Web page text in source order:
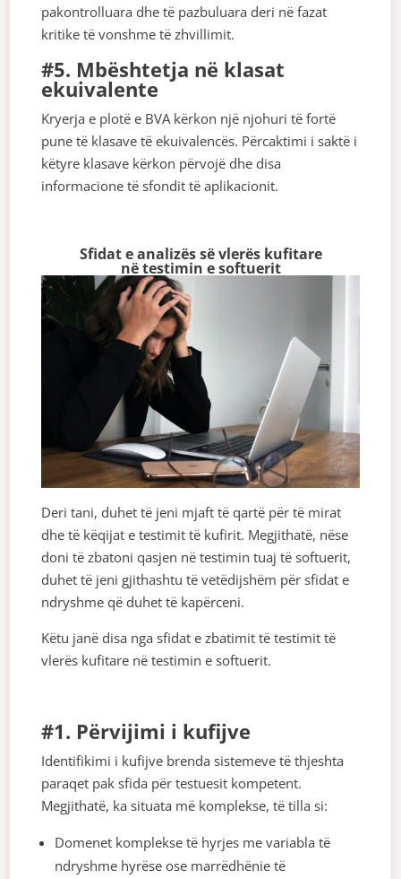
pakontrolluara dhe të pazbuluara deri në fazat
kritike të vonshme të zhvillimit.
#5. Mbështetja në klasat
ekuivalente
Kryerja e plotë e BVA kërkon një njohuri të fortë
pune të klasave të ekuivalencës. Përcaktimi i saktë i
këtyre klasave kërkon përvojë dhe disa
informacione të sfondit të aplikacionit.
Sfidat e analizës së vlerës kufitare
në testimin e softuerit
Deri tani, duhet të jeni mjaft të qartë për të mirat
dhe të këqijat e testimit të kufirit. Megjithatë, nëse
doni të zbatoni qasjen në testimin tuaj të softuerit,
duhet të jeni gjithashtu të vetëdijshëm për sfidat e
ndryshme që duhet të kapërceni.
Këtu janë disa nga sfidat e zbatimit të testimit të
vlerës kufitare në testimin e softuerit.
#1. Përvijimi i kufijve
Identifikimi i kufijve brenda sistemeve të thjeshta
paraqet pak sfida për testuesit kompetent.
Megjithatë, ka situata më komplekse, të tilla si:
Domenet komplekse të hyrjes me variabla të
ndryshme hyrëse ose marrëdhënie të